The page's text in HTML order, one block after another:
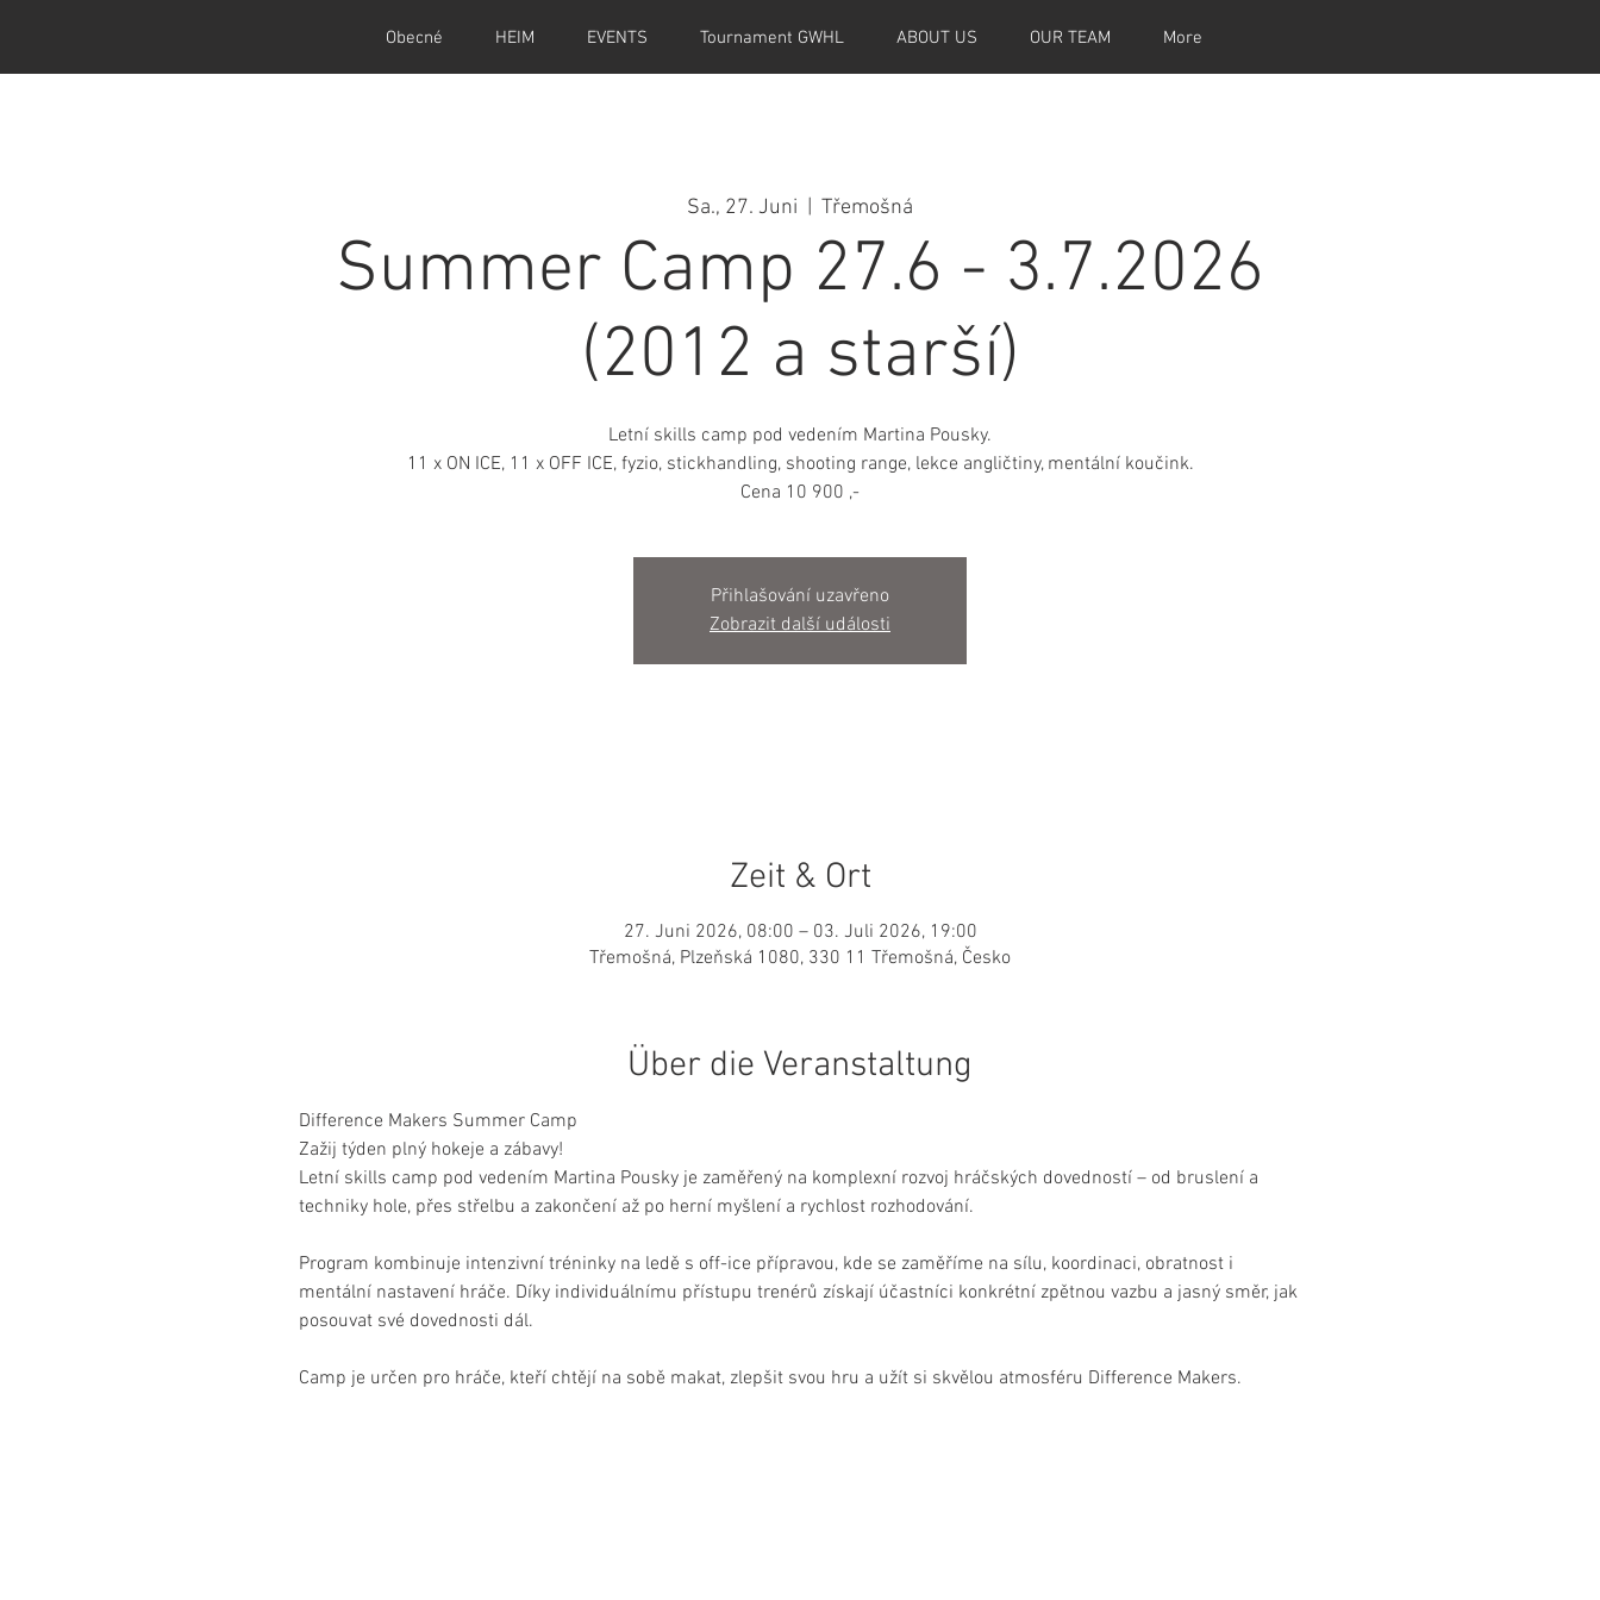
Obecné HEIM EVENTS Tournament GWHL ABOUT US OUR TEAM More
Sa., 27. Juni Třemošná
Summer Camp 27.6 - 3.7.2026
(2012 a starší)
Letní skills camp pod vedením Martina Pousky.
11 x ON ICE, 11 x OFF ICE, fyzio, stickhandling, shooting range, lekce angličtiny, mentální koučink.
Přihlašování uzavřeno
Zobrazit další události
Zeit & Ort
27. Juni 2026, 08:00 – 03. Juli 2026, 19:00
Třemošná, Plzeňská 1080, 330 11 Třemošná, Česko
Über die Veranstaltung
Difference Makers Summer Camp
Zažij týden plný hokeje a zábavy!
Letní skills camp pod vedením Martina Pousky je zaměřený na komplexní rozvoj hráčských dovedností – od bruslení a
techniky hole, přes střelbu a zakončení až po herní myšlení a rychlost rozhodování.
Program kombinuje intenzivní tréninky na ledě s off-ice přípravou, kde se zaměříme na sílu, koordinaci, obratnost i
mentální nastavení hráče. Díky individuálnímu přístupu trenérů získají účastníci konkrétní zpětnou vazbu a jasný směr, jak
posouvat své dovednosti dál.
Camp je určen pro hráče, kteří chtějí na sobě makat, zlepšit svou hru a užít si skvělou atmosféru Difference Makers.